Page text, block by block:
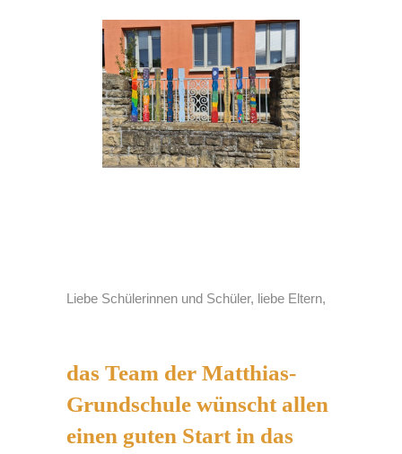
Liebe Schülerinnen und Schüler, liebe Eltern,
das Team der Matthias-
Grundschule wünscht allen
einen guten Start in das